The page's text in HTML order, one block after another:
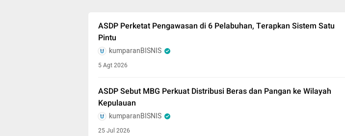
ASDP Perketat Pengawasan di 6 Pelabuhan, Terapkan Sistem Satu
Pintu
kumparanBISNIS
5 Agt 2026
ASDP Sebut MBG Perkuat Distribusi Beras dan Pangan ke Wilayah
Kepulauan
kumparanBISNIS
25 Jul 2026